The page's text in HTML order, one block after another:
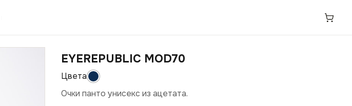
EYEREPUBLIC MOD70
Очки панто унисекс из ацетата.